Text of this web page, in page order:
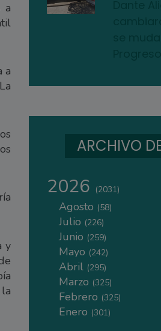
a
a
y
ARCHIVO
2026 (2031)
Agosto (58)
Julio (226)
Junio (259)
Mayo (242)
Abril (295)
Marzo (325)
Febrero (325)
Enero (301)